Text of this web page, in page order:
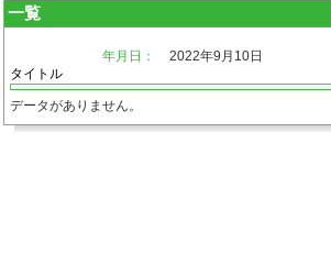
一覧
年月日：
2022年9月10日
タイトル
データがありません。